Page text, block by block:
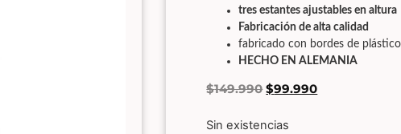
tres estantes ajustables en altura
Fabricación de alta calidad
fabricado con bordes de
HECHO EN ALEMANIA
$149.990 $99.990
Sin existencias